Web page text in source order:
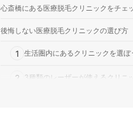
心斎橋にある医療脱毛クリニックをチェ
後悔しない医療脱毛クリニックの選び方
1 生活圏内にあるクリニックを選ぼ
2 3種類のレーザーが使えるクリニ